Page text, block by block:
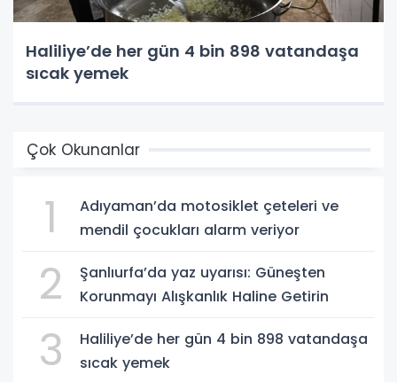
Haliliye’de her gün 4 bin 898 vatandaşa
sıcak yemek
Çok Okunanlar
1
Adıyaman’da motosiklet çeteleri ve
mendil çocukları alarm veriyor
2
Şanlıurfa’da yaz uyarısı: Güneşten
Korunmayı Alışkanlık Haline Getirin
3
Haliliye’de her gün 4 bin 898 vatandaşa
sıcak yemek